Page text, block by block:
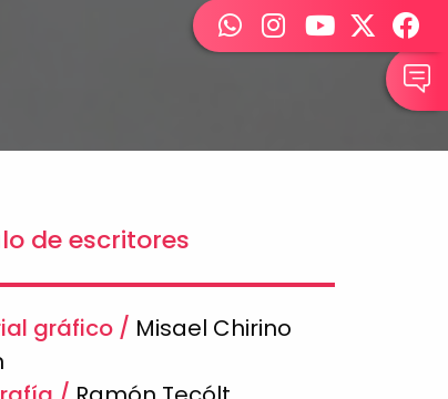
de escritores
gráfico
Misael Chirino